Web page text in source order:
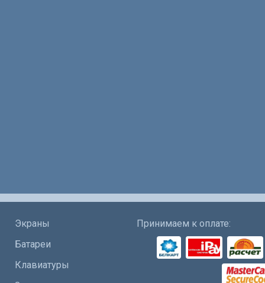
Экраны
Батареи
Клавиатуры
Принимаем к оплате: